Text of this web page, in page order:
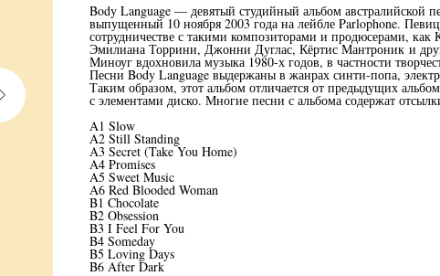
Body Language — девятый студийный альбом австралийской
выпущенный 10 ноября 2003 года на лейбле Parlophone.
сотрудничестве с такими композиторами и продюсерами,
Эмилиана Торрини, Джонни Дуглас, Кёртис Мантроник и
Миноуг вдохновила музыка 1980-х годов, в частности
Песни Body Language выдержаны в жанрах синти-попа,
Таким образом, этот альбом отличается от предыдущих
с элементами диско. Многие песни с альбома содержат
A1 Slow
A2 Still Standing
A3 Secret (Take You Home)
A4 Promises
A5 Sweet Music
A6 Red Blooded Woman
B1 Chocolate
B2 Obsession
B3 I Feel For You
B4 Someday
B5 Loving Days
B6 After Dark